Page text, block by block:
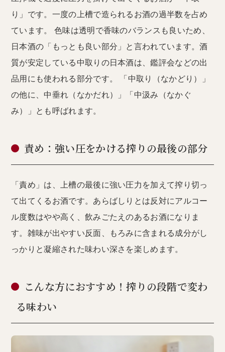
り」です。一度の上槽で造られるお酒の過半数を占め
ています。 色味は透明で香味のバランスも良いため、
日本酒の「もっとも良い部分」と言われています。酒
質が安定している中取りの日本酒は、鑑評会などの出
品用にも使われる部分です。 「中取り（なかどり）」
の他に、中垂れ（なかだれ）」「中汲み（なかぐ
み）」とも呼ばれます。
責め：強い圧をかける搾りの最後の部分
「責め」は、上槽の最後に強い圧力を加えて搾り切っ
て出てくるお酒です。あらばしりとは反対にアルコー
ル度数はやや高く、飲みごたえのあるお酒になりま
す。雑味が出やすい反面、もろみに含まれる成分がし
っかりと凝縮された味わい深さを楽しめます。
こんな方におすすめ！搾りの段階で変わ
る味わい